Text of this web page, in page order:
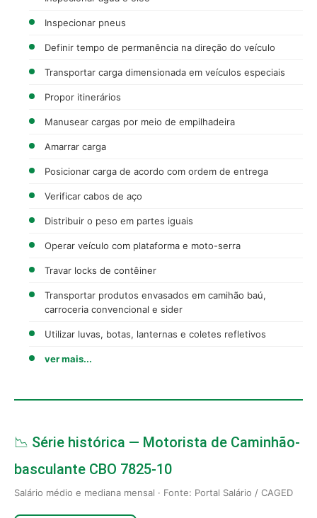
Inspecionar pneus
Definir tempo de permanência na direção do veículo
Transportar carga dimensionada em veículos especiais
Propor itinerários
Manusear cargas por meio de empilhadeira
Amarrar carga
Posicionar carga de acordo com ordem de entrega
Verificar cabos de aço
Distribuir o peso em partes iguais
Operar veículo com plataforma e moto-serra
Travar locks de contêiner
Transportar produtos envasados em camihão baú,
carroceria convencional e sider
Utilizar luvas, botas, lanternas e coletes refletivos
ver mais...
📉 Série histórica — Motorista de Caminhão-
basculante CBO 7825-10
Salário médio e mediana mensal · Fonte: Portal Salário / CAGED